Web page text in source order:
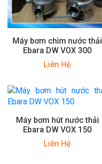
Máy bơm chìm nước thải
Ebara DW VOX 300
Liên Hệ
Máy bơm hút nước thải
Ebara DW VOX 150
Liên Hệ